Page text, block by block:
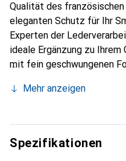
Qualität des
eleganten Schutz für Ihr
Experten der
ideale Ergänzung zu
mit fein geschwungenen
Smartphone. Die Marke
für den anspruchsvollen
Mehr anzeigen
Spezifikationen